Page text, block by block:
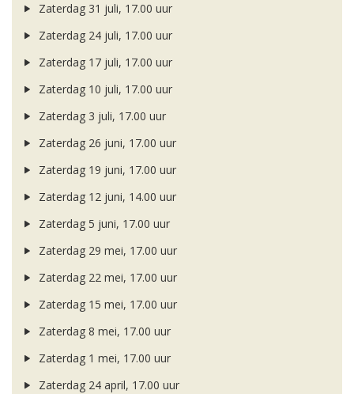
Zaterdag 31 juli, 17.00 uur
Zaterdag 24 juli, 17.00 uur
Zaterdag 17 juli, 17.00 uur
Zaterdag 10 juli, 17.00 uur
Zaterdag 3 juli, 17.00 uur
Zaterdag 26 juni, 17.00 uur
Zaterdag 19 juni, 17.00 uur
Zaterdag 12 juni, 14.00 uur
Zaterdag 5 juni, 17.00 uur
Zaterdag 29 mei, 17.00 uur
Zaterdag 22 mei, 17.00 uur
Zaterdag 15 mei, 17.00 uur
Zaterdag 8 mei, 17.00 uur
Zaterdag 1 mei, 17.00 uur
Zaterdag 24 april, 17.00 uur